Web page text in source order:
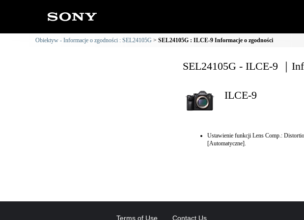
Obiektyw - Informacje o zgodności : SEL24105G SEL24105G : ILCE-9 Informacje o zgodności
SEL24105G - ILCE-9 ｜
ILCE-9
Ustawienie funkcji Lens Comp.:
[Automatyczne].
Terms of Use Contact Us